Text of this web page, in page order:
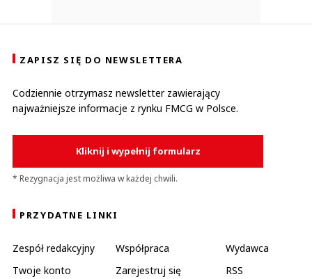
ZAPISZ SIĘ DO NEWSLETTERA
Codziennie otrzymasz newsletter zawierający
najważniejsze informacje z rynku FMCG w Polsce.
Kliknij i wypełnij formularz
* Rezygnacja jest możliwa w każdej chwili.
PRZYDATNE LINKI
Zespół redakcyjny Współpraca
Wydawca
Twoje konto
Zarejestruj się
RSS